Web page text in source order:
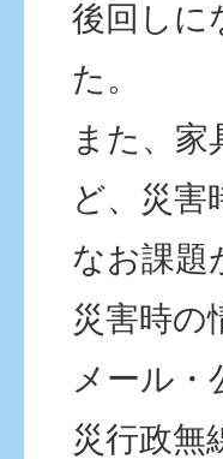
後回しに
た。
また、家
ど、災害
なお課題
災害時の
メール
災行政無